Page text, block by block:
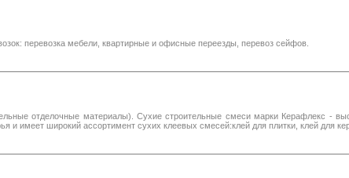
перевозка мебели, квартирные и офисные переезды, перевоз сейфов.
отделочные материалы). Сухие строительные смеси марки Керафлекс -
и имеет широкий ассортимент сухих клеевых смесей:клей для плитки, клей для